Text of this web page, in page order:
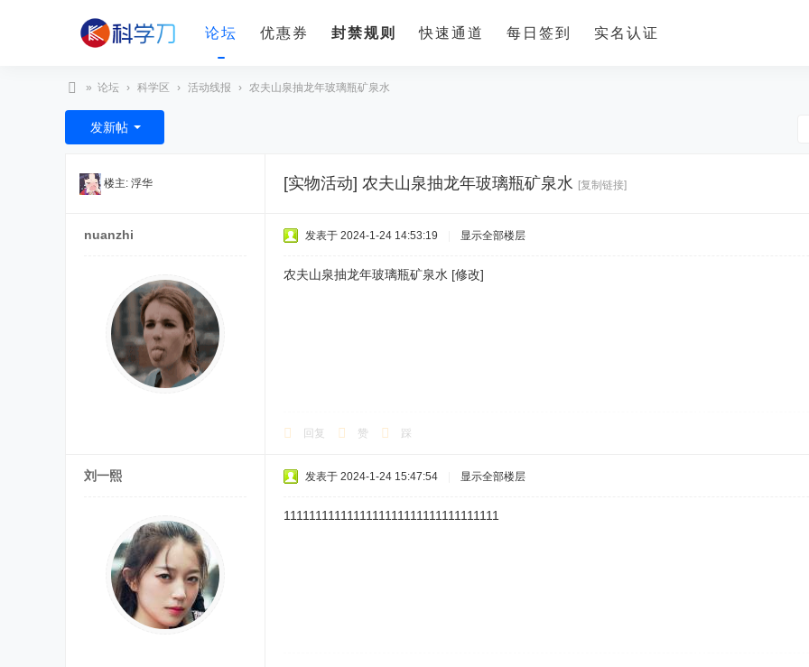
论坛 优惠券 封禁规则 快速通道 每日签到 实名认证
科
学
» 论坛 › 科学区 › 活动线报 › 农夫山泉抽龙年玻璃瓶矿泉水
发新帖
楼主: 浮华 [实物活动] 农夫山泉抽龙年玻璃瓶矿泉水 [复制链接]
nuanzhi 发表于 2024-1-24 14:53:19 显示全部楼层
农夫山泉抽龙年玻璃瓶矿泉水 [修改]
回复 赞 踩
刘一熙 发表于 2024-1-24 15:47:54 显示全部楼层
1111111111111111111111111111111111